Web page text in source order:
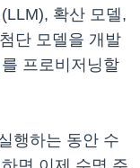
확산 모델,
단 모델을 개발
프로비저닝할
행하는 동안 수